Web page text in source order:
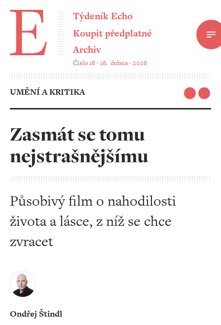
Týdeník Echo
Koupit předplatné
Archiv
Číslo 16 ‧ 16. dubna ‧ 2026
UMĚNÍ A KRITIKA
Zasmát se tomu
nejstrašnějšímu
Působivý film o nahodilosti
života a lásce, z níž se chce
zvracet
Ondřej Štindl